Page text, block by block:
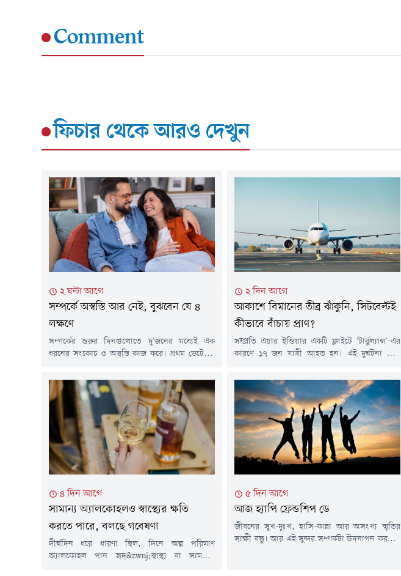
Comment
ফিচার থেকে আরও দেখুন
২ ঘন্টা আগে
সম্পর্কে অস্বস্তি আর নেই, বুঝবেন যে ৪
লক্ষণে
সম্পর্কের শুরুর দিনগুলোতে দু'জনের মধ্যেই এক
ধরনের সংকোচ ও অস্বস্তি কাজ করে। প্রথম ডেটে কী
লিখবেন-এসব ছোটখাটো বিষয় নিয়েও অনেক ভাবনা
থাকে। সঙ্গীর কাছে নিজের সেরা দিকটি তুলে ধরার
চেষ্টাও থাকে তখন। তবে সময়ের সাথ সাথে সম্পর্কের
সমীকরণ বদলে যায়। একপর্যায়ে আর আলাদা...
২ দিন আগে
আকাশে বিমানের তীব্র ঝাঁকুনি, সিটবেল্টই
কীভাবে বাঁচায় প্রাণ?
সম্প্রতি এয়ার ইন্ডিয়ার একটি ফ্লাইটে 'টার্বুল্যান্স'-এর
কারণে ১৭ জন যাত্রী আহত হন। এই দুর্ঘটনা ফের
কতটা। বিমানে যাতায়াতের সময় ছোট এই জিনিসটি
সাধারণ মনে হলেও, বিপদের মুহূর্তে এটিই মানুষের
প্রাণ বাঁচায়। শতবর্ষেরও আগে তৈরি এই প্রযুক্তি আজ
কোটি কোটি বিমানের যাত্রীকে সুরক্ষিত...
৪ দিন আগে
সামান্য অ্যালকোহলও স্বাস্থ্যের ক্ষতি
করতে পারে, বলছে গবেষণা
দীর্ঘদিন ধরে ধারণা ছিল, দিনে অল্প পরিমাণ
অ্যালকোহল পান হৃদ্&zwnj;স্বাস্থ্য বা সামগ্রিক
৫ দিন আগে
আজ হ্যাপি ফ্রেন্ডশিপ ডে
জীবনের সুখ-দুঃখ, হাসি-কান্না আর অসংখ্য স্মৃতির
সাক্ষী বন্ধু। আর এই সুন্দর সম্পর্কটা উদযাপন করতেই